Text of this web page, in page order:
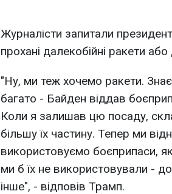
Журналісти запитали
прохані далекобійні ракети
"Ну, ми теж хочемо ракети.
багато - Байден віддав
Коли я залишав цю посаду,
більшу їх частину. Тепер ми
використовуємо боєприпаси,
ми б їх не використовували -
інше", - відповів Трамп.